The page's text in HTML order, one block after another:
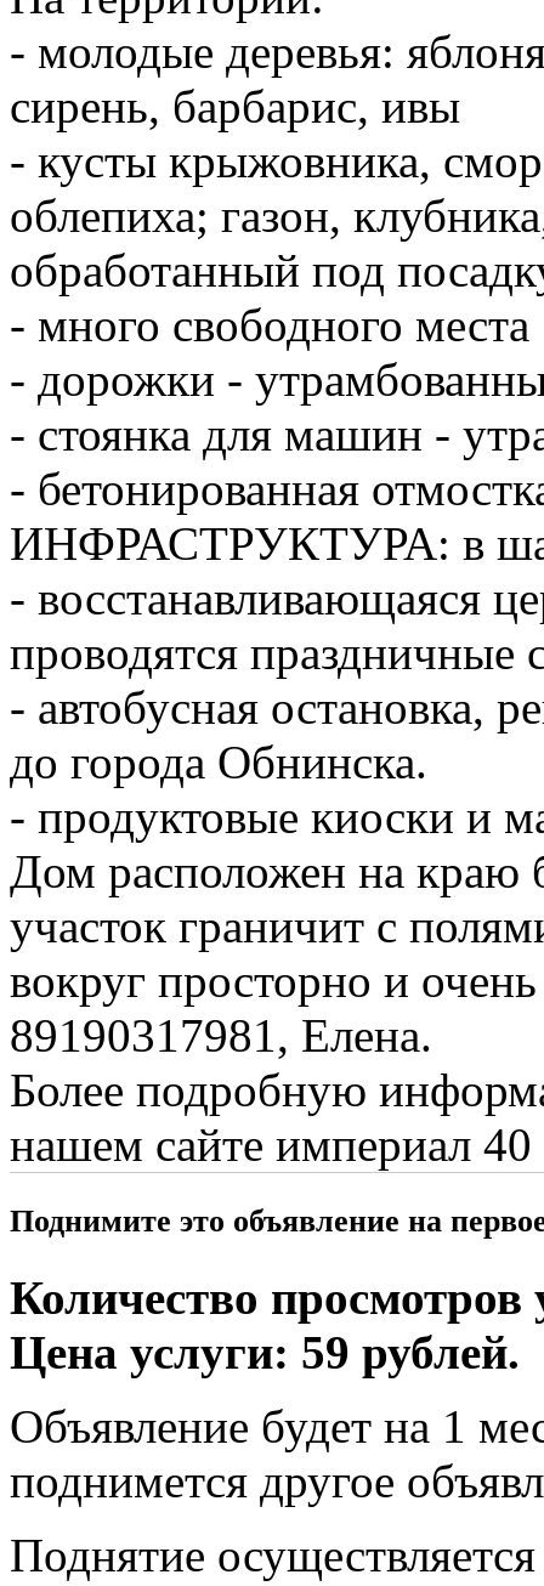
- молодые деревья:
сирень, барбарис, ивы
- кусты крыжовника,
облепиха; газон,
обработанный под
- много свободного места
- дорожки -
- стоянка для машин -
- бетонированная
ИНФРАСТРУКТУРА: в
- восстанавливающаяся
проводятся
- автобусная остановка,
до города Обнинска.
- продуктовые киоски и
Дом расположен на краю
участок граничит с
вокруг просторно и
89190317981, Елена.
Более подробную
нашем сайте империал 40
Поднимите это объявление на
Количество просмотров
Цена услуги: 59 рублей.
Объявление будет на 1
поднимется другое
Поднятие